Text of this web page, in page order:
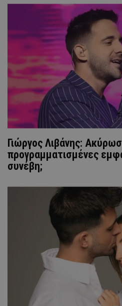
Γιώργος Λιβάνης:
προγραμματισμένες
συνέβη;